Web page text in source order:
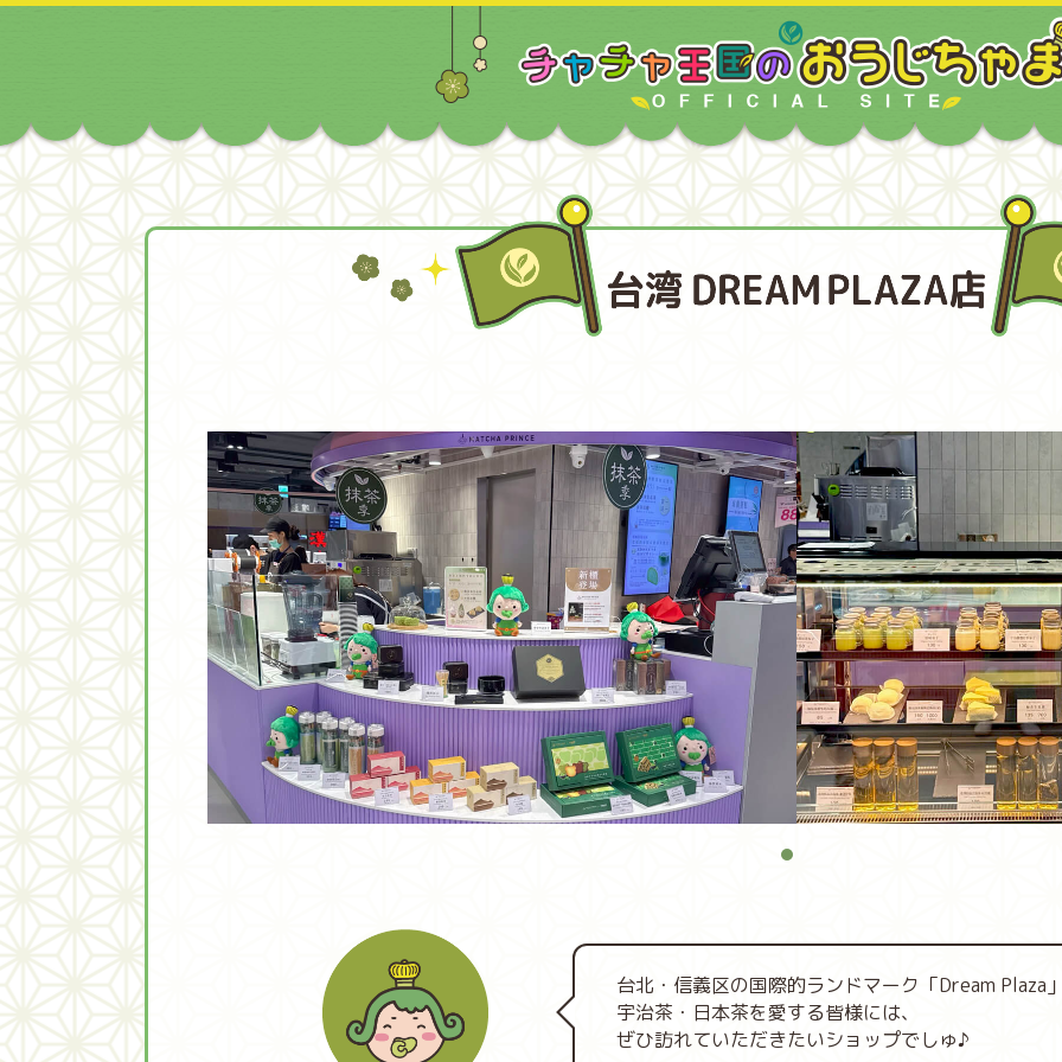
1
台北・信義区の国際的ランドマーク「Dream Plaza
宇治茶・日本茶を愛する皆様には、
ぜひ訪れていただきたいショップでしゅ♪